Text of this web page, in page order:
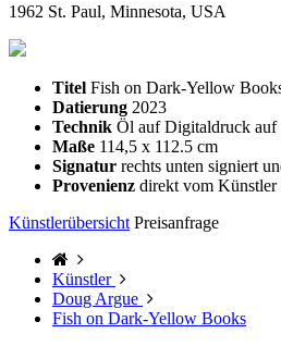
1962 St. Paul, Minnesota, USA
Titel Fish on Dark-Yellow
Datierung 2023
Technik Öl auf Digitaldruck auf
Maße 114,5 x 112.5 cm
Signatur rechts unten signiert
Provenienz direkt vom Künstler
Künstlerübersicht Preisanfrage
Künstler
Doug Argue
Fish on Dark-Yellow Books